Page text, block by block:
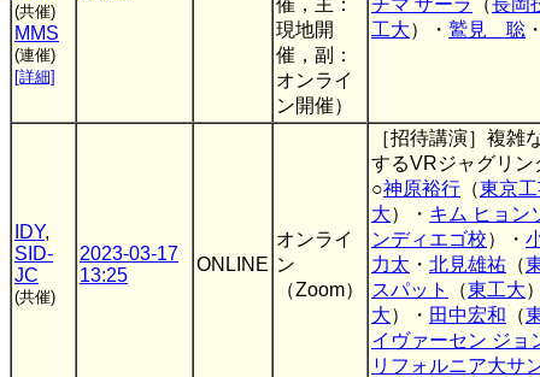
(共催)
MMS
(連催)
[詳細]
催，主：
現地開
催，副：
オンライ
ン開催）
チマ ザーラ
（長岡
工大）・ 鷲見 聡
IDY,
SID-
JC
(共催)
2023-03-17
13:25
ONLINE
オンライ
ン
（Zoom）
［招待講演］複雑
するVRジャグリン
○神原裕行 （東京
大）・ キム ヒョン
ンディエゴ校）・
力太 ・ 北見雄祐 （
スパット
（東工大
大）・ 田中宏和 （
イヴァーセン ジョ
リフォルニア大サ